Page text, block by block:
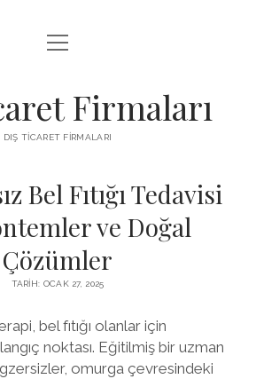
BEĞENI KASMA ÜCRETSIZ
SAYFA LISTESI
menüyü
aç
Firmaları
DIŞ TICARET FIRMALARI
Bel Fıtığı Tedavisi
ve Doğal
Çözümler
TARIH: OCAK 27, 2025
bel fıtığı olanlar için
noktası. Eğitilmiş bir uzman
omurga çevresindeki